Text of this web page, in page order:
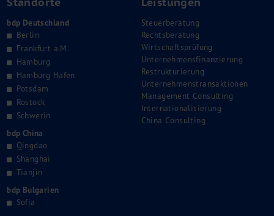
bdp Deutschland
Berlin
Frankfurt a.M.
Hamburg
Hamburg Hafen
Potsdam
Rostock
Schwerin
bdp China
Qingdao
Shanghai
Tianjin
bdp Bulgarien
Sofia
Steuerberatung
Rechtsberatung
Wirtschaftsprüfung
Unternehmensfinanzierung
Restrukturierung
Unternehmenstransaktionen
Management Consulting
Internationalisierung
China Consulting